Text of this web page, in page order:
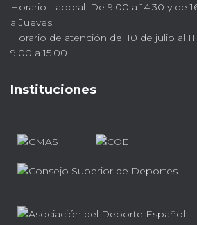
Horario Laboral: De 9.00 a 14.30 y de
a Jueves
Horario de atención del 10 de julio al
9.00 a 15.00
Instituciones